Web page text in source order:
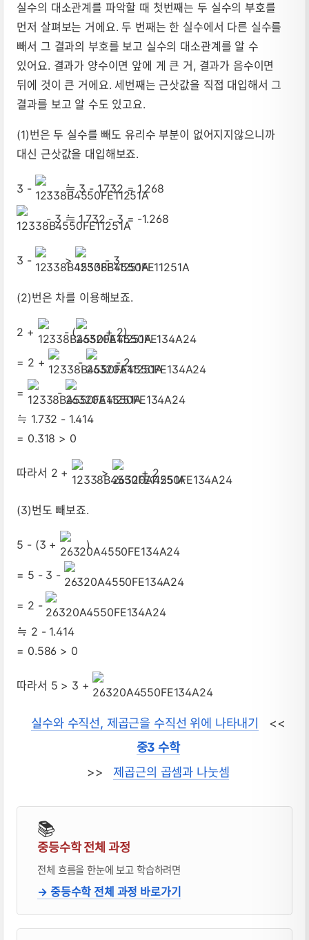
실수의 대소관계를 파악할 때 첫번째는 두 실수의 부호를
먼저 살펴보는 거에요. 두 번째는 한 실수에서 다른 실수를
빼서 그 결과의 부호를 보고 실수의 대소관계를 알 수
있어요. 결과가 양수이면 앞에 게 큰 거, 결과가 음수이면
뒤에 것이 큰 거에요. 세번째는 근삿값을 직접 대입해서 그
결과를 보고 알 수도 있고요.
(1)번은 두 실수를 빼도 유리수 부분이 없어지지않으니까
대신 근삿값을 대입해보죠.
3 - ≒ 3 - 1.732 = 1.268
- 3 ≒ 1.732 - 3 = -1.268
3 - > - 3
(2)번은 차를 이용해보죠.
2 + - ( + 2)
= 2 + - - 2
=
-
≒ 1.732 - 1.414
= 0.318 > 0
따라서 2 + > + 2
(3)번도 빼보죠.
5 - (3 + )
= 5 - 3 -
= 2 -
≒ 2 - 1.414
= 0.586 > 0
따라서 5 > 3 +
실수와 수직선, 제곱근을 수직선 위에 나타내기
<<
중3 수학
>> 제곱근의 곱셈과 나눗셈
📚
중등수학 전체 과정
전체 흐름을 한눈에 보고 학습하려면
→ 중등수학 전체 과정 바로가기